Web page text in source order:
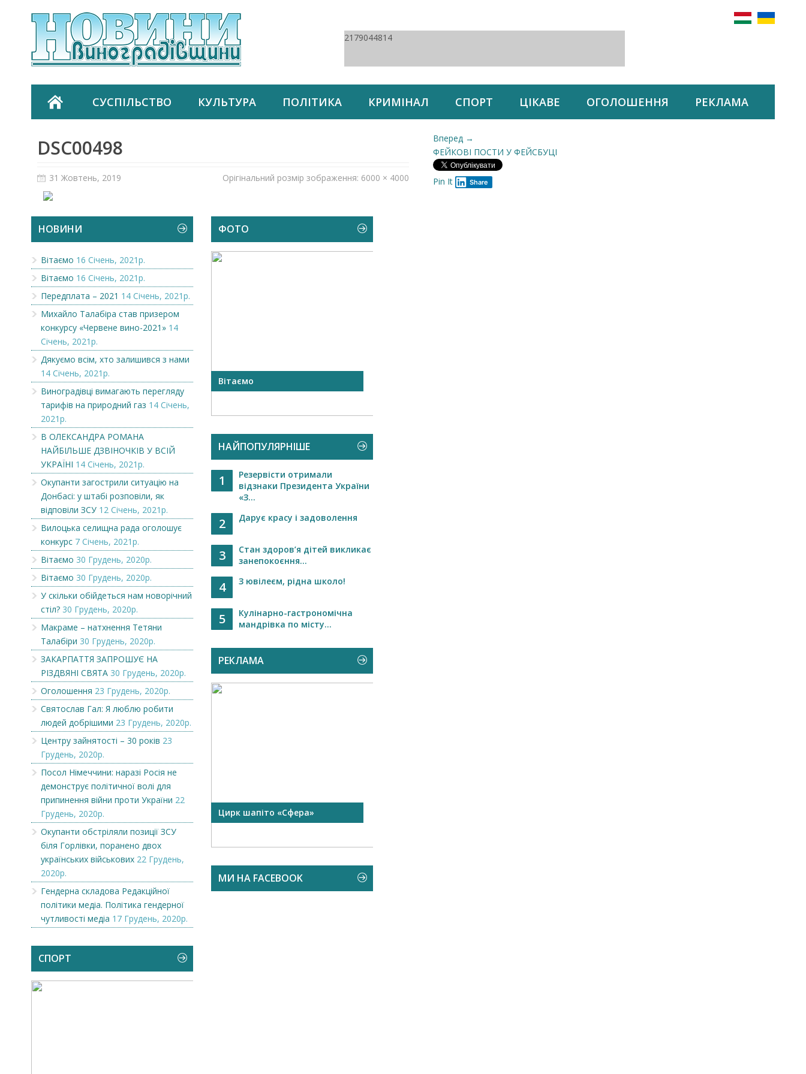
2179044814
СУСПІЛЬСТВО КУЛЬТУРА ПОЛІТИКА КРИМІНАЛ СПОРТ ЦІКАВЕ ОГОЛОШЕННЯ РЕКЛАМА
DSC00498
31 Жовтень, 2019 Орігінальний розмір зображення: 6000 × 4000
Вперед →
ФЕЙКОВІ ПОСТИ У ФЕЙСБУЦІ
Pin It Share
НОВИНИ
Вітаємо 16 Січень, 2021р.
Вітаємо 16 Січень, 2021р.
Передплата – 2021 14 Січень, 2021р.
Михайло Талабіра став призером
конкурсу «Червене вино-2021» 14
Січень, 2021р.
Дякуємо всім, хто залишився з нами
14 Січень, 2021р.
Виноградівці вимагають перегляду
тарифів на природний газ 14 Січень,
2021р.
В ОЛЕКСАНДРА РОМАНА
НАЙБІЛЬШЕ ДЗВІНОЧКІВ У ВСІЙ
УКРАЇНІ 14 Січень, 2021р.
Окупанти загострили ситуацію на
Донбасі: у штабі розповіли, як
відповіли ЗСУ 12 Січень, 2021р.
Вилоцька селищна рада оголошує
конкурс 7 Січень, 2021р.
Вітаємо 30 Грудень, 2020р.
Вітаємо 30 Грудень, 2020р.
У скільки обійдеться нам новорічний
стіл? 30 Грудень, 2020р.
Макраме – натхнення Тетяни
Талабіри 30 Грудень, 2020р.
ЗАКАРПАТТЯ ЗАПРОШУЄ НА
РІЗДВЯНІ СВЯТА 30 Грудень, 2020р.
Оголошення 23 Грудень, 2020р.
Святослав Гал: Я люблю робити
людей добрішими 23 Грудень, 2020р.
Центру зайнятості – 30 років 23
Грудень, 2020р.
Посол Німеччини: наразі Росія не
демонструє політичної волі для
припинення війни проти України 22
Грудень, 2020р.
Окупанти обстріляли позиції ЗСУ
біля Горлівки, поранено двох
українських військових 22 Грудень,
2020р.
Гендерна складова Редакційної
політики медіа. Політика гендерної
чутливості медіа 17 Грудень, 2020р.
СПОРТ
ФОТО
Вітаємо Вітаємо
НАЙПОПУЛЯРНІШЕ
1
Резервісти отримали
відзнаки Президента України
«З...
2 Дарує красу і задоволення
3
Стан здоров’я дітей викликає
занепокоєння...
4 З ювілеєм, рідна школо!
5
Кулінарно-гастрономічна
мандрівка по місту...
РЕКЛАМА
Викупимо бруньки чорної
смородини...
Цирк шапіто «Сфера»
МИ НА FACEBOOK